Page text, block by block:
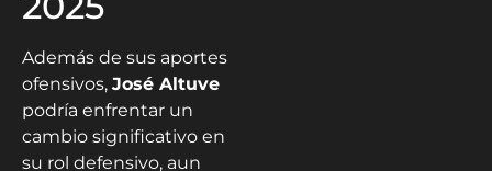
Además de sus aportes
ofensivos, José Altuve
podría enfrentar un
cambio significativo en
su rol defensivo, aun